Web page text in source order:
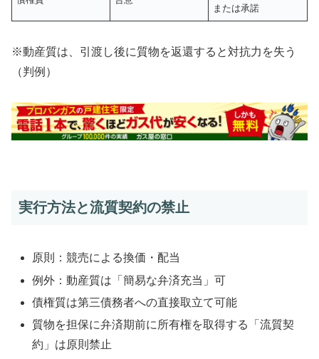
または承諾
※動産質は、引渡し後に質物を返還すると対抗力を失う
（判例）
実行方法と流質契約の禁止
原則：競売による換価・配当
例外：動産質は「簡易な弁済充当」可
債権質は第三債務者への直接取立て可能
質物を担保に弁済期前に所有権を取得する「流質契
約」は原則禁止